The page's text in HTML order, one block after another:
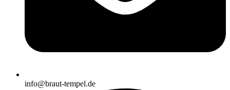
info@braut-tempel.de